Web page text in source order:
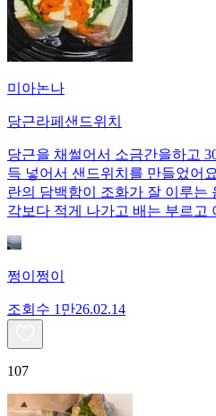
미아논나
당근라페샌드위치
당근을 채썰어서 소금간을하고
득 넣어서 샌드위치를 만들었어
란의 담백함이 조화가 잘 이루는
각보다 적게 나가고 배는 부르고
쩡이쩡이
조회수 1만26.02.14
107